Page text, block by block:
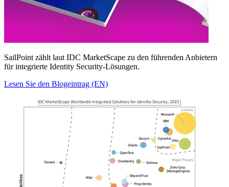
SailPoint zählt laut IDC MarketScape zu den führenden Anbietern
für integrierte Identity Security‑Lösungen.
Lesen Sie den Blogeintrag (EN)